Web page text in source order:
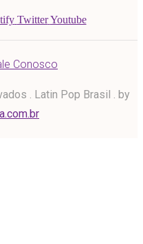
Twitter Youtube
Conosco
. Latin Pop Brasil . by